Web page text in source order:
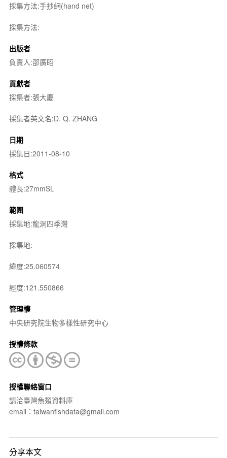
採集方法:手抄網(hand net)
採集方法:
出版者
負責人:邵廣昭
貢獻者
採集者:張大慶
採集者英文名:D. Q. ZHANG
日期
採集日:2011-08-10
格式
體長:27mmSL
範圍
採集地:龍洞四季灣
採集地:
緯度:25.060574
經度:121.550866
管理權
中央研究院生物多樣性研究中心
授權條款
授權聯絡窗口
請洽臺灣魚類資料庫
email：taiwanfishdata@gmail.com
分享本文